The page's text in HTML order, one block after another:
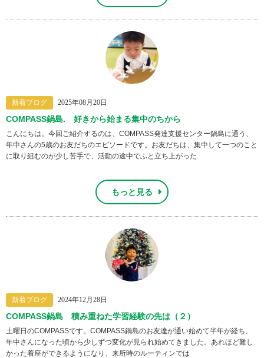
新着ブログ 2025年08月20日
COMPASS鍋島. 好きから始まる集中のちから
こんにちは。今回ご紹介するのは、COMPASS発達支援センター鍋島に通う、
年中さんの5歳のお友だちのエピソードです。お友だちは、集中して一つのこと
に取り組むのが少し苦手で、活動の途中でふと立ち上がった
もっと見る
新着ブログ 2024年12月28日
COMPASS鍋島 積み重ねた学習経験の先は（２）
土曜日のCOMPASSです。COMPASS鍋島のお友達が通い始めて半年が経ち、
年中さんになった頃から少しずつ変化が見られ始めてきました。あれほど難し
かった着座ができるようになり、来所時のルーティンでは